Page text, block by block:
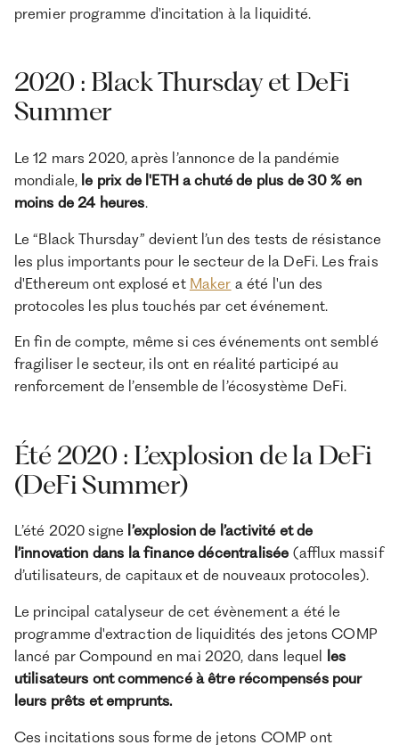
premier programme d'incitation à la liquidité.
2020 : Black Thursday et DeFi
Summer
Le 12 mars 2020, après l’annonce de la pandémie
mondiale, le prix de l'ETH a chuté de plus de 30 % en
moins de 24 heures.
Le “Black Thursday” devient l’un des tests de résistance
les plus importants pour le secteur de la DeFi. Les frais
d'Ethereum ont explosé et Maker a été l'un des
protocoles les plus touchés par cet événement.
En fin de compte, même si ces événements ont semblé
fragiliser le secteur, ils ont en réalité participé au
renforcement de l’ensemble de l’écosystème DeFi.
Été 2020 : L’explosion de la DeFi
(DeFi Summer)
L’été 2020 signe l’explosion de l’activité et de
l’innovation dans la finance décentralisée (afflux massif
d’utilisateurs, de capitaux et de nouveaux protocoles).
Le principal catalyseur de cet évènement a été le
programme d'extraction de liquidités des jetons COMP
lancé par Compound en mai 2020, dans lequel les
utilisateurs ont commencé à être récompensés pour
leurs prêts et emprunts.
Ces incitations sous forme de jetons COMP ont